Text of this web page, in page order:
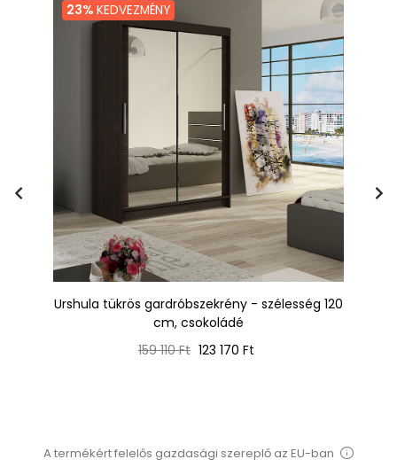
23% KEDVEZMÉNY
Urshula tükrös gardróbszekrény - szélesség 120
cm, csokoládé
Normál
159 110 Ft Ár
123 170 Ft
A termékért felelős gazdasági szereplő az EU-ban